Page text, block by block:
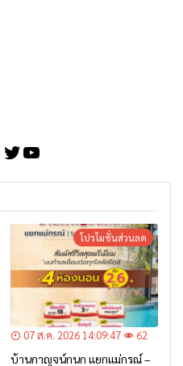
Twitter
YouTube
โปรโมชั่นส่วนลด
07 ส.ค. 2026 14:09:47 62
บ้านกาญจน์กนก แยกแม่กรณ์ –